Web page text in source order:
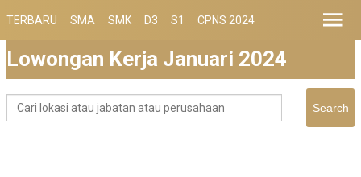
TERBARU SMA SMK D3 S1 CPNS 2024
Lowongan Kerja Januari 2024